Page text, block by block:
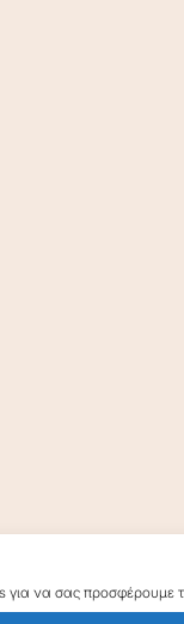
να σας προσφέρουμε